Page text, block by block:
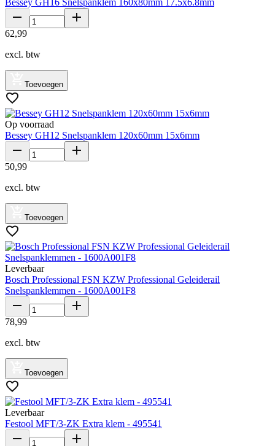
62,99
excl. btw
Toevoegen
Op voorraad
Bessey GH12 Snelspanklem 120x60mm 15x6mm
50,99
excl. btw
Toevoegen
Leverbaar
Bosch Professional FSN KZW Professional Geleiderail
Snelspanklemmen - 1600A001F8
78,99
excl. btw
Toevoegen
Leverbaar
Festool MFT/3-ZK Extra klem - 495541